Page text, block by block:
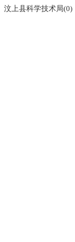
汶上县科学技术局(0)